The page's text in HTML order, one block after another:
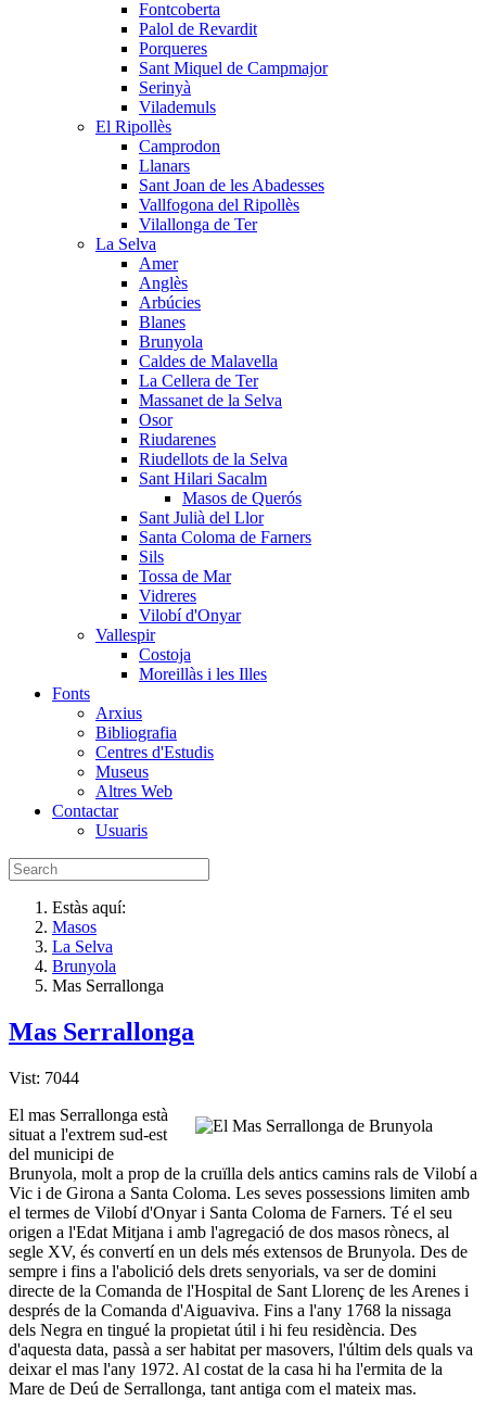
Fontcoberta
Palol de Revardit
Porqueres
Sant Miquel de Campmajor
Serinyà
Vilademuls
El Ripollès
Camprodon
Llanars
Sant Joan de les Abadesses
Vallfogona del Ripollès
Vilallonga de Ter
La Selva
Amer
Anglès
Arbúcies
Blanes
Brunyola
Caldes de Malavella
La Cellera de Ter
Massanet de la Selva
Osor
Riudarenes
Riudellots de la Selva
Sant Hilari Sacalm
Masos de Querós
Sant Julià del Llor
Santa Coloma de Farners
Sils
Tossa de Mar
Vidreres
Vilobí d'Onyar
Vallespir
Costoja
Moreillàs i les Illes
Fonts
Arxius
Bibliografia
Centres d'Estudis
Museus
Altres Web
Contactar
Usuaris
Estàs aquí:
Masos
La Selva
Brunyola
Mas Serrallonga
Mas Serrallonga
Vist: 7044
El mas Serrallonga està
situat a l'extrem sud-est
del municipi de
Brunyola, molt a prop de la cruïlla dels antics camins rals de Vilobí a
Vic i de Girona a Santa Coloma. Les seves possessions limiten amb
el termes de Vilobí d'Onyar i Santa Coloma de Farners. Té el seu
origen a l'Edat Mitjana i amb l'agregació de dos masos rònecs, al
segle XV, és convertí en un dels més extensos de Brunyola. Des de
sempre i fins a l'abolició dels drets senyorials, va ser de domini
directe de la Comanda de l'Hospital de Sant Llorenç de les Arenes i
després de la Comanda d'Aiguaviva. Fins a l'any 1768 la nissaga
dels Negra en tingué la propietat útil i hi feu residència. Des
d'aquesta data, passà a ser habitat per masovers, l'últim dels quals va
deixar el mas l'any 1972. Al costat de la casa hi ha l'ermita de la
Mare de Deú de Serrallonga, tant antiga com el mateix mas.